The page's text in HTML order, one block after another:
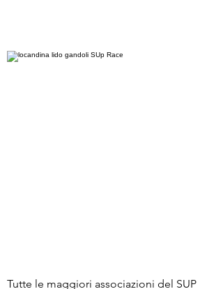
Tutte le maggiori associazioni del SUP